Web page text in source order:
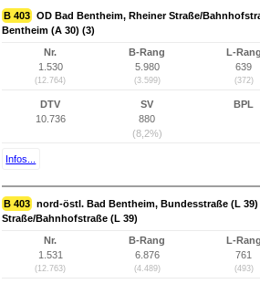
B 403 OD Bad Bentheim, Rheiner Straße/
Bentheim (A 30) (3)
Nr.
1.530
(12.764)
B-Rang
5.980
(3.599)
L-Rang
639
(372)
DTV
10.736
SV
880
(8,2%)
BPL
Infos...
B 403 nord-östl. Bad Bentheim, Bundesstraße (L
Straße/Bahnhofstraße (L 39)
Nr.
1.531
(12.763)
B-Rang
6.876
(4.489)
L-Rang
761
(493)